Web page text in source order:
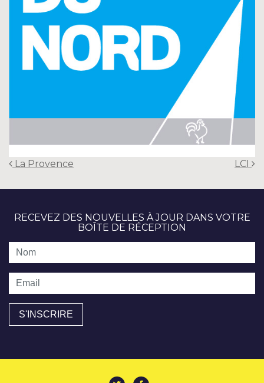
Post
navigation
La Provence LCI
RECEVEZ DES NOUVELLES À JOUR DANS VOTRE
BOÎTE DE RÉCEPTION
Nom
Email